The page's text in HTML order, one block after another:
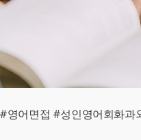
어면접 #성인영어회화과